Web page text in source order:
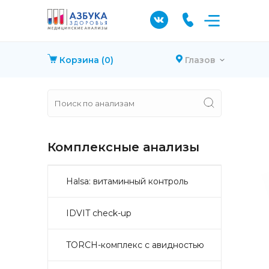
Корзина (0) Глазов
Комплексные анализы
Halsa: витаминный контроль
IDVIT check-up
TORCH-комплекс с авидностью